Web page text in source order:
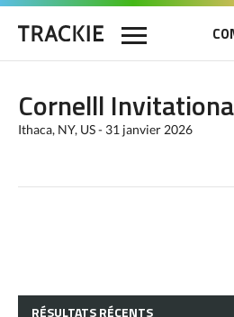
Cornelll
Ithaca, NY, US - 31 janvier 2026
RÉSULTATS RÉCENTS